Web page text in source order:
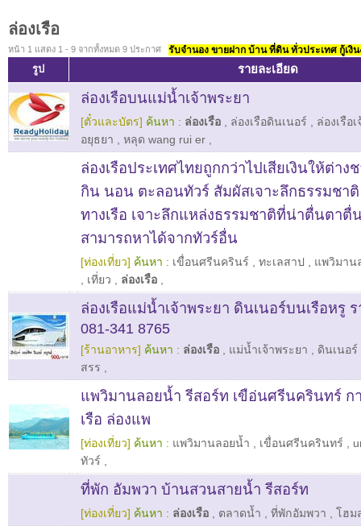
ล่องเรือ
หน้า 1 แสดง 1 - 9 จากทั้งหมด 9 ประกาศ รับจำนอง ขายฝาก บ้าน ที่ดิน ทั่วประเทศ กู้เงิ
รูป รายละเอียด
ล่องเรือบนแม่น้ำเจ้าพระยา
[ตั๋วและบัตร] ค้นหา : ล่องเรือ ล่องเรือดินเนอร์
ล่องเรือ
อยุธยา
หลุด wang rui er
ล่องเรือประเทศไทยถูกกว่าไปเสียเงินให้ต่าง
กิน นอน ตะลอนทัวร์ สัมผัสเจาะลึกธรรมชา
ทางเรือ เจาะลึกแหล่งธรรมชาติที่น่าตื่นตาตื่
สามารถหาได้จากทัวร์อื่น
[ท่องเที่ยว] ค้นหา : เขื่อนศรีนครินร์ ทะเลสาป
แพวิมาน
เที่ยว ล่องเรือ
ล่องเรือแม่น้ำเจ้าพระยา ดินเนอร์บนเรือหรู
081-341 8765
[ร้านอาหาร] ค้นหา : ล่องเรือ แม่น้ำเจ้าพระยา ดินเนอร์
สรร
แพวิมานลอยน้ำ รีสอร์ท เขือ่นศรีนครินทร์ ก
เรือ ล่องแพ
[ท่องเที่ยว] ค้นหา : แพวิมานลอยน้ำ เขื่อนศรีนครินทร์
ทัวร์
ที่พัก อัมพวา บ้านสวนสายน้ำ รีสอร์ท
[ท่องเที่ยว] ค้นหา : ล่องเรือ ตลาดน้ำ ที่พักอัมพวา โฮม